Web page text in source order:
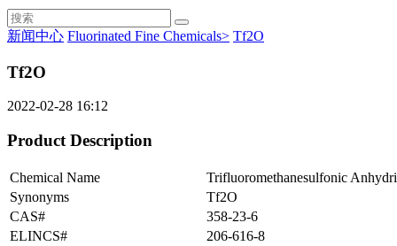
新闻中心 Fluorinated Fine Chemicals> Tf2O
Tf2O
2022-02-28 16:12
Product Description
Chemical Name
Trifluoromethanesulfonic
Synonyms
Tf2O
CAS#
358-23-6
ELINCS#
206-616-8